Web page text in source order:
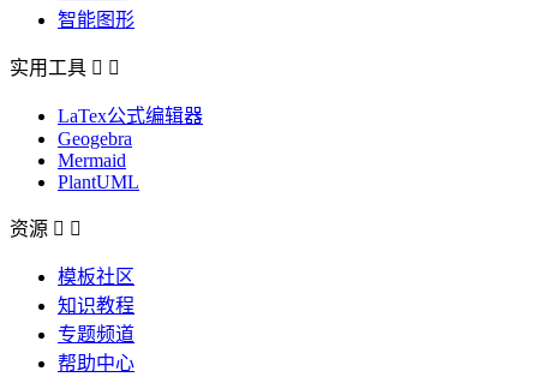
智能图形
实用工具  
LaTex公式编辑器
Geogebra
Mermaid
PlantUML
资源  
模板社区
知识教程
专题频道
帮助中心